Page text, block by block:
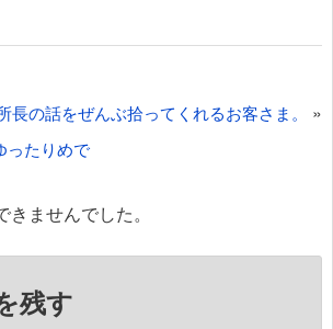
長の話をぜんぶ拾ってくれるお客さま。
»
ったりめで
ませんでした。
残す